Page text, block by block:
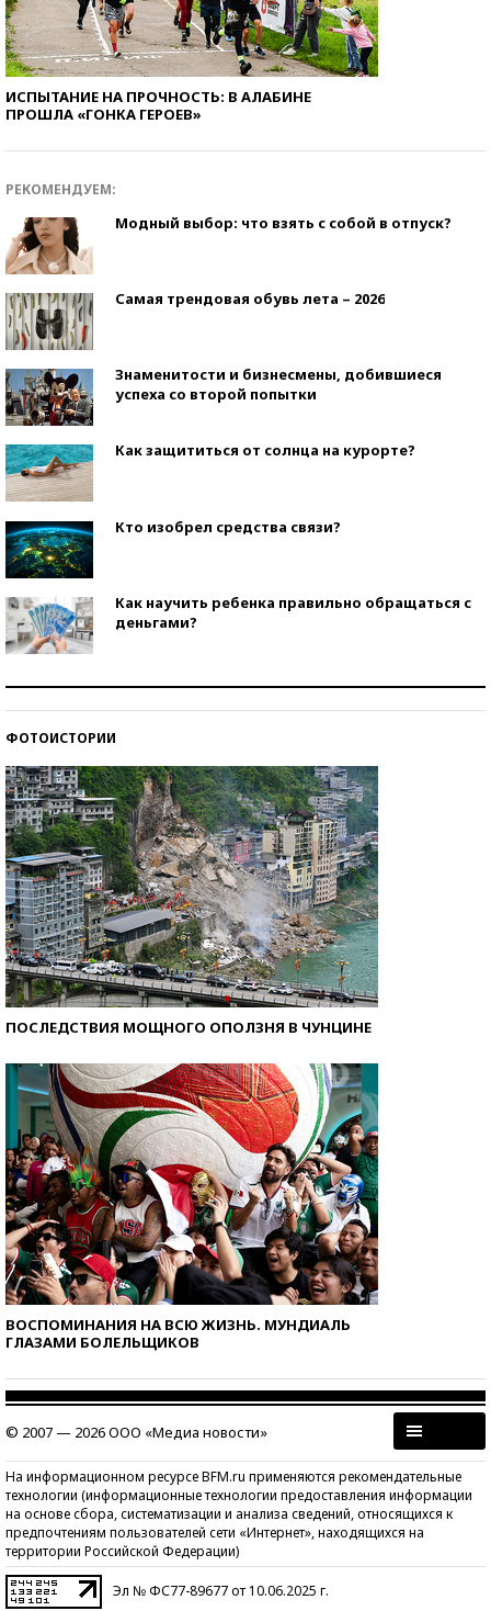
ИСПЫТАНИЕ НА ПРОЧНОСТЬ: В АЛАБИНЕ
ПРОШЛА «ГОНКА ГЕРОЕВ»
РЕКОМЕНДУЕМ:
Модный выбор: что взять с собой в отпуск?
Самая трендовая обувь лета – 2026
Знаменитости и бизнесмены, добившиеся
успеха со второй попытки
Как защититься от солнца на курорте?
Кто изобрел средства связи?
Как научить ребенка правильно обращаться с
деньгами?
ФОТОИСТОРИИ
ПОСЛЕДСТВИЯ МОЩНОГО ОПОЛЗНЯ В ЧУНЦИНЕ
ВОСПОМИНАНИЯ НА ВСЮ ЖИЗНЬ. МУНДИАЛЬ
ГЛАЗАМИ БОЛЕЛЬЩИКОВ
© 2007 — 2026 ООО «Медиа новости»
На информационном ресурсе BFM.ru применяются рекомендательные
технологии (информационные технологии предоставления информации
на основе сбора, систематизации и анализа сведений, относящихся к
предпочтениям пользователей сети «Интернет», находящихся на
территории Российской Федерации)
Эл № ФС77-89677 от 10.06.2025 г.